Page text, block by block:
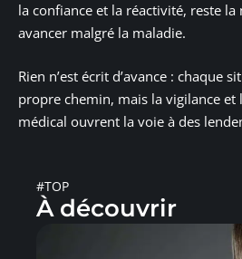
la confiance et la réactivité, reste
avancer malgré la maladie.
Rien n’est écrit d’avance : chaque
propre chemin, mais la vigilance et
médical ouvrent la voie à des
#TOP
À découvrir